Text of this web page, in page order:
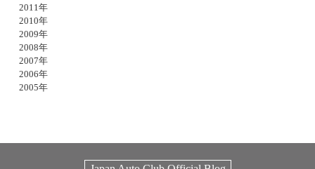
2011年
2010年
2009年
2008年
2007年
2006年
2005年